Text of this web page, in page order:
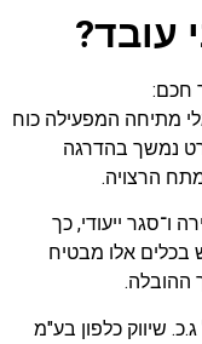
עובד?
חכם:
מתיחה המפעילה כוח
נמשך בהדרגה
הרצויה.
ו־סגר ייעודי, כך
אלו מבטיח
ההובלה.
שיווק כלפון בע"מ